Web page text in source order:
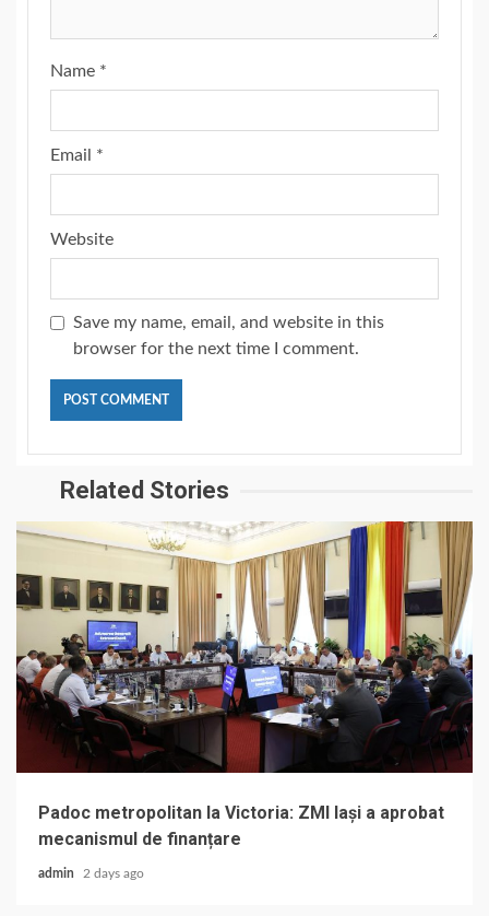
Name *
Email *
Website
Save my name, email, and website in this
browser for the next time I comment.
Related Stories
Padoc metropolitan la Victoria: ZMI Iași a aprobat
mecanismul de finanțare
admin 2 days ago